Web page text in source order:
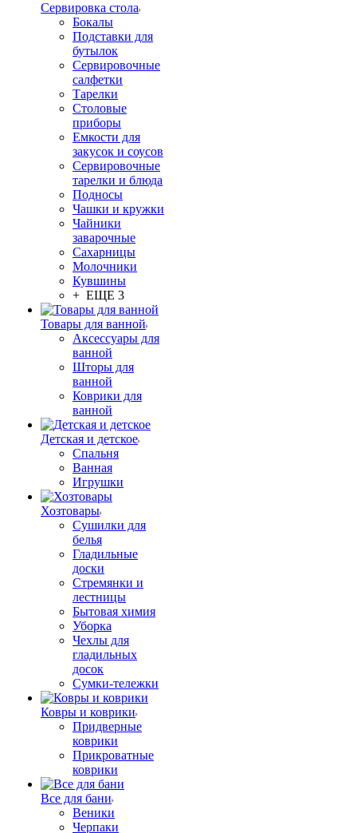
Сервировка стола
Бокалы
Подставки для
бутылок
Сервировочные
салфетки
Тарелки
Столовые
приборы
Емкости для
закусок и соусов
Сервировочные
тарелки и блюда
Подносы
Чашки и кружки
Чайники
заварочные
Сахарницы
Молочники
Кувшины
+ ЕЩЕ 3
Товары для ванной
Аксессуары для
ванной
Шторы для
ванной
Коврики для
ванной
Детская и детское
Спальня
Ванная
Игрушки
Хозтовары
Сушилки для
белья
Гладильные
доски
Стремянки и
лестницы
Бытовая химия
Уборка
Чехлы для
гладильных
досок
Сумки-тележки
Ковры и коврики
Придверные
коврики
Прикроватные
коврики
Все для бани
Веники
Черпаки